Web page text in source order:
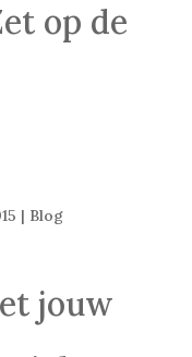
op de
| Blog
jouw